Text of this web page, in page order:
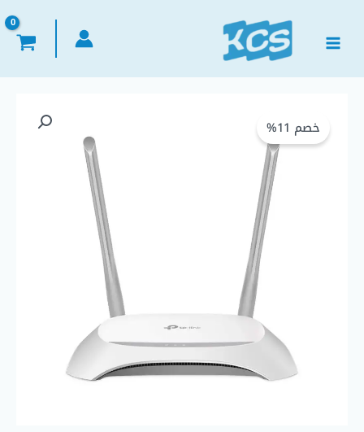
المحتوى
خصم 11%
الحالي
هو:
EGP 850,00.
Link